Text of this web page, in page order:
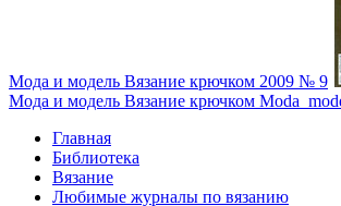
Мода и модель Вязание крючком 2009 № 9
Мода и модель Вязание крючком
Главная
Библиотека
Вязание
Любимые журналы по вязанию